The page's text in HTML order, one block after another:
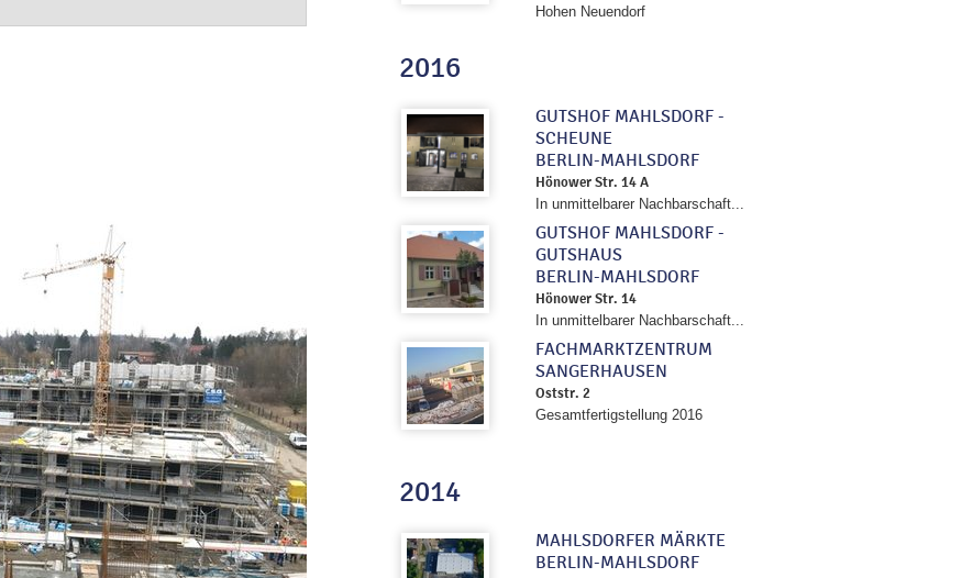
Hohen Neuendorf
2016
GUTSHOF MAHLSDORF -
SCHEUNE
BERLIN-MAHLSDORF
Hönower Str. 14 A
In unmittelbarer Nachbarschaft...
GUTSHOF MAHLSDORF -
GUTSHAUS
BERLIN-MAHLSDORF
Hönower Str. 14
In unmittelbarer Nachbarschaft...
FACHMARKTZENTRUM
SANGERHAUSEN
Oststr. 2
Gesamtfertigstellung 2016
2014
MAHLSDORFER MÄRKTE
BERLIN-MAHLSDORF